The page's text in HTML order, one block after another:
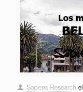
Sapiens Research el